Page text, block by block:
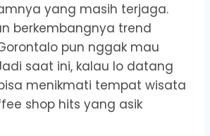
yang masih terjaga.
berkembangnya trend
pun nggak mau
saat ini, kalau lo datang
menikmati tempat wisata
shop hits yang asik